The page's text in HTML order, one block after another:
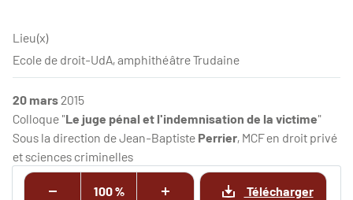
Lieu(x)
Ecole de droit-UdA, amphithéâtre Trudaine
20 mars2015
Colloque "Le juge pénal et l'indemnisation de la victime"
Sous la direction de Jean-Baptiste Perrier, MCF en droit privé
et sciences criminelles
100 % Télécharger